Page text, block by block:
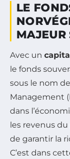
LE
MAJEUR
Avec un
le fonds
sous le nom
Management
dans
les revenus
de garantir la
C’est dans